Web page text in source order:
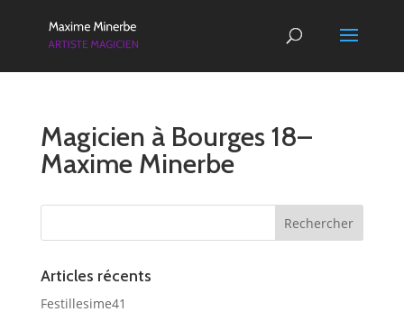
Magicien à Bourges 18–
Maxime Minerbe
Articles récents
Festillesime41